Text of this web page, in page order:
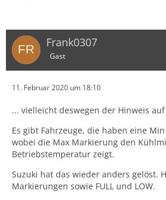
Frank0307
Gast
11. Februar 2020 um 18:10
... vielleicht deswegen der Hinweis
Es gibt Fahrzeuge, die haben eine
wobei die Max Markierung den
Betriebstemperatur zeigt.
Suzuki hat das wieder anders gelöst.
Markierungen sowie FULL und LOW.